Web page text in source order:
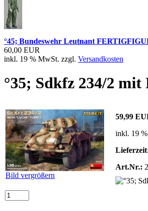
°45; Bundeswehr Leutnant
60,00 EUR
inkl. 19 % MwSt. zzgl. Versandkosten
°35; Sdkfz 234/2
Bild vergrößern
59,99
inkl. 19
Art.Nr.: